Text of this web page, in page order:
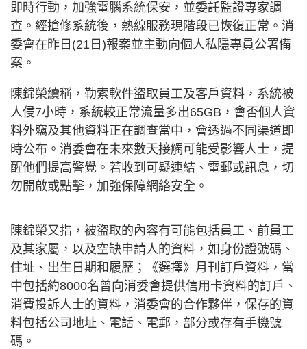
即時行動，加強電腦系統保安，並委託監證專家調
查。經搶修系統後，熱線服務現階段已恢復正常。消
委會在昨日(21日)報案並主動向個人私隱專員公署備
案。
陳錦榮續稱，勒索軟件盜取員工及客戶資料，系統被
人侵7小時，系統較正常流量多出65GB，會否個人資
料外竊及其他資料正在調查當中，會透過不同渠道即
時公布。消委會在未來數天接觸可能受影響人士，提
醒他們提高警覺。若收到可疑連結、電郵或訊息，切
勿開啟或點擊，加強保障網絡安全。
陳錦榮又指，被盜取的內容有可能包括員工、前員工
及其家屬，以及空缺申請人的資料，如身份證號碼、
住址、出生日期和履歷；《選擇》月刊訂戶資料，當
中包括約8000名曾向消委會提供信用卡資料的訂戶、
消費投訴人士的資料，消委會的合作夥伴，保存的資
料包括公司地址、電話、電郵，部分或存有手機號
碼。